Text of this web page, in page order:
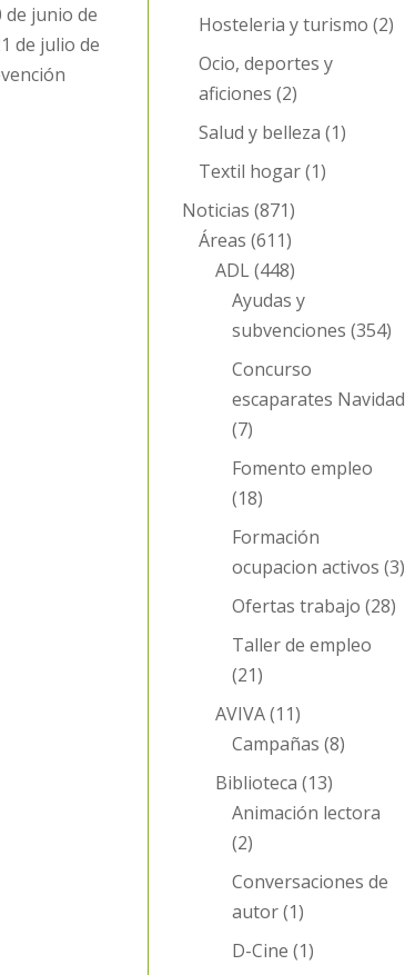
de junio de
de julio de
Hosteleria y turismo (2)
Ocio, deportes y
aficiones (2)
Salud y belleza (1)
Textil hogar(1)
Noticias (871)
Áreas (611)
ADL(448)
Ayudas y
subvenciones (354)
Concurso
escaparates Navidad
(7)
Fomento empleo
(18)
Formación
ocupacion activos (3)
Ofertas trabajo (28)
Taller de empleo
(21)
AVIVA(11)
Campañas (8)
Biblioteca (13)
Animación lectora
(2)
Conversaciones de
autor(1)
D-Cine (1)